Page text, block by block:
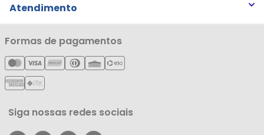
Notícias
Cartão Líderzan
Trocas e Devoluções
Política de Privacidade
Política de Entrega
Política de Reembolso
Atendimento
Minha Conta
Meus Pedidos
Meus Favoritos
Central de Atendimento
Formas de pagamentos
Siga nossas redes sociais